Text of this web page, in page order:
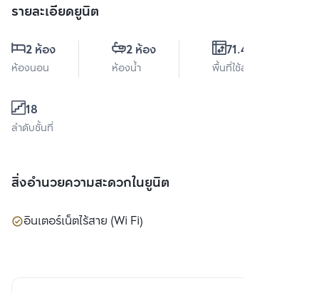
รายละเอียดยูนิต
2 ห้อง
ห้องนอน
2 ห้อง
ห้องน้ำ
71.47 ตร.ม.
พื้นที่ใช้สอย
18
ลำดับชั้นที่
สิ่งอำนวยความสะดวกในยูนิต
อินเตอร์เน็ตไร้สาย (Wi Fi)